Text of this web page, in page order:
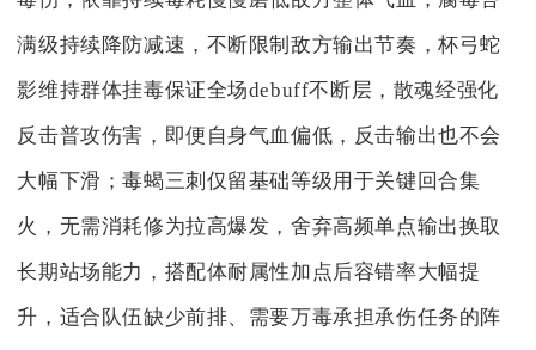
满级持续降防减速，不断限制敌方输出节奏，杯弓蛇
影维持群体挂毒保证全场debuff不断层，散魂经强化
反击普攻伤害，即便自身气血偏低，反击输出也不会
大幅下滑；毒蝎三刺仅留基础等级用于关键回合集
火，无需消耗修为拉高爆发，舍弃高频单点输出换取
长期站场能力，搭配体耐属性加点后容错率大幅提
升，适合队伍缺少前排、需要万毒承担承伤任务的阵